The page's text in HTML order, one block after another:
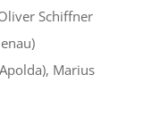
Schiffner
Marius